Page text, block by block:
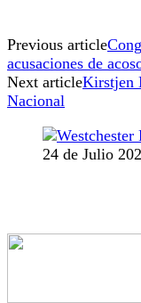
Previous article
acusaciones de
Next articleKirstjen
Nacional
24 de Julio